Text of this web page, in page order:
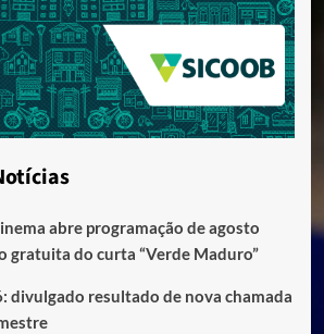
abre programação de agosto
gratuita do curta “Verde Maduro”
divulgado resultado de nova chamada